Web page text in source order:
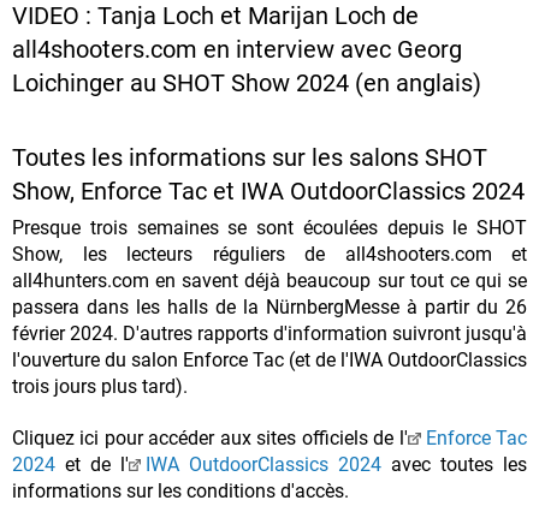
VIDEO : Tanja Loch et Marijan Loch de
all4shooters.com en interview avec Georg
Loichinger au SHOT Show 2024 (en anglais)
Toutes les informations sur les salons SHOT
Show, Enforce Tac et IWA OutdoorClassics 2024
Presque trois semaines se sont écoulées depuis le SHOT
Show, les lecteurs réguliers de all4shooters.com et
all4hunters.com en savent déjà beaucoup sur tout ce qui se
passera dans les halls de la NürnbergMesse à partir du 26
février 2024. D'autres rapports d'information suivront jusqu'à
l'ouverture du salon Enforce Tac (et de l'IWA OutdoorClassics
trois jours plus tard).
Cliquez ici pour accéder aux sites officiels de l'
Enforce Tac
2024 et de l' IWA OutdoorClassics 2024 avec toutes les
informations sur les conditions d'accès.